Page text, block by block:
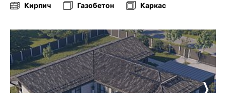
Кирпич Газобетон Каркас